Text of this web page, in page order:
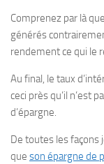
Comprenez par là
générés
rendement ce qui le
Au final, le taux
ceci près qu’il n’est
d’épargne.
De toutes les façons
que son épargne de